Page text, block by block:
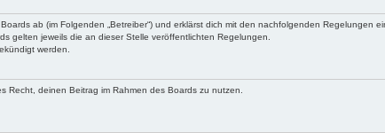
ab (im Folgenden „Betreiber“) und erklärst dich mit den nachfolgenden Regelungen
gelten jeweils die an dieser Stelle veröffentlichten Regelungen.
werden.
Recht, deinen Beitrag im Rahmen des Boards zu nutzen.